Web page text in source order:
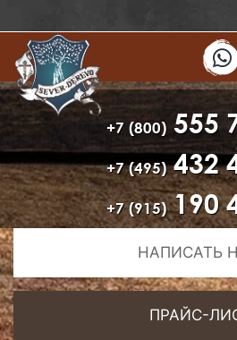
+7 (800) 555
+7 (495)432
+7 (915)190
НАПИСАТЬ
ПРАЙС-